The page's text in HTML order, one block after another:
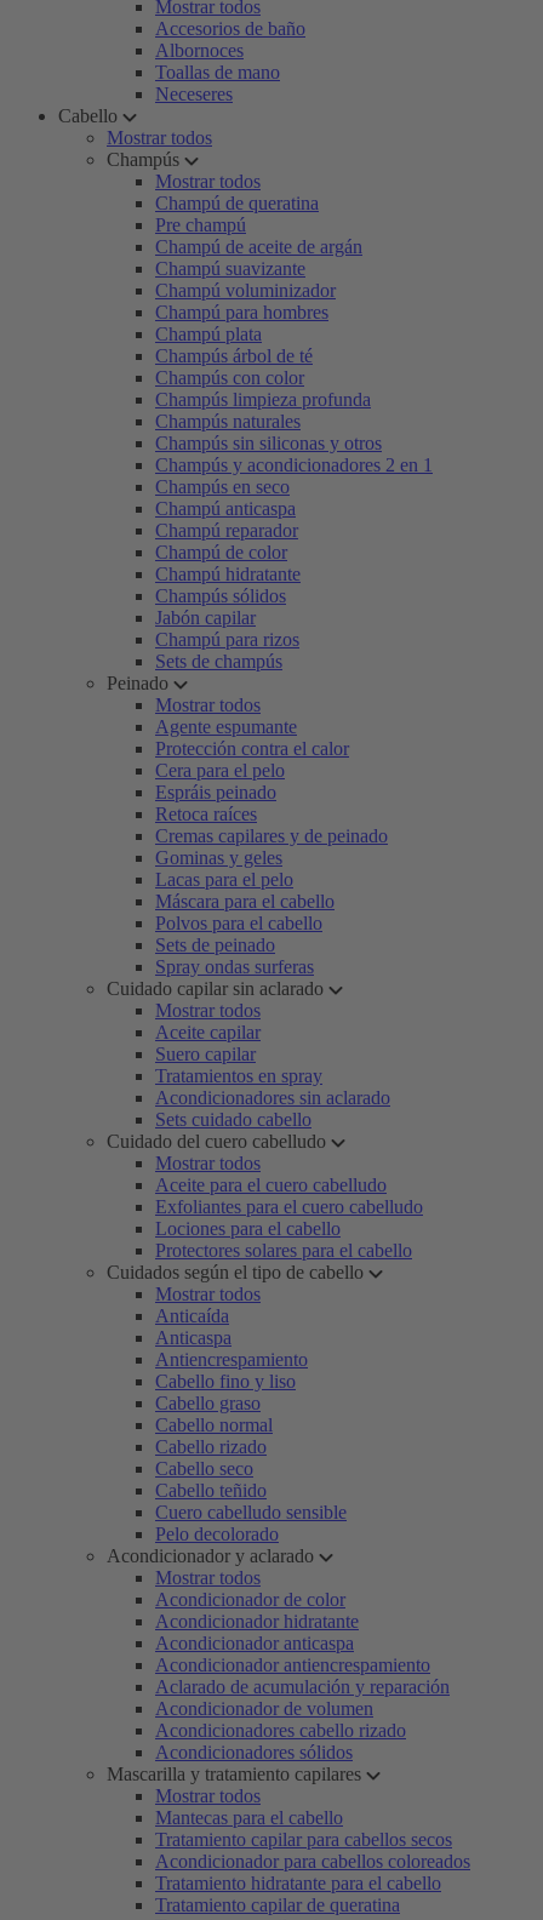
Mostrar todos
Accesorios de baño
Albornoces
Toallas de mano
Neceseres
Cabello
Mostrar todos
Champús
Mostrar todos
Champú de queratina
Pre champú
Champú de aceite de argán
Champú suavizante
Champú voluminizador
Champú para hombres
Champú plata
Champús árbol de té
Champús con color
Champús limpieza profunda
Champús naturales
Champús sin siliconas y otros
Champús y acondicionadores 2 en 1
Champús en seco
Champú anticaspa
Champú reparador
Champú de color
Champú hidratante
Champús sólidos
Jabón capilar
Champú para rizos
Sets de champús
Peinado
Mostrar todos
Agente espumante
Protección contra el calor
Cera para el pelo
Espráis peinado
Retoca raíces
Cremas capilares y de peinado
Gominas y geles
Lacas para el pelo
Máscara para el cabello
Polvos para el cabello
Sets de peinado
Spray ondas surferas
Cuidado capilar sin aclarado
Mostrar todos
Aceite capilar
Suero capilar
Tratamientos en spray
Acondicionadores sin aclarado
Sets cuidado cabello
Cuidado del cuero cabelludo
Mostrar todos
Aceite para el cuero cabelludo
Exfoliantes para el cuero cabelludo
Lociones para el cabello
Protectores solares para el cabello
Cuidados según el tipo de cabello
Mostrar todos
Anticaída
Anticaspa
Antiencrespamiento
Cabello fino y liso
Cabello graso
Cabello normal
Cabello rizado
Cabello seco
Cabello teñido
Cuero cabelludo sensible
Pelo decolorado
Acondicionador y aclarado
Mostrar todos
Acondicionador de color
Acondicionador hidratante
Acondicionador anticaspa
Acondicionador antiencrespamiento
Aclarado de acumulación y reparación
Acondicionador de volumen
Acondicionadores cabello rizado
Acondicionadores sólidos
Mascarilla y tratamiento capilares
Mostrar todos
Mantecas para el cabello
Tratamiento capilar para cabellos secos
Acondicionador para cabellos coloreados
Tratamiento hidratante para el cabello
Tratamiento capilar de queratina